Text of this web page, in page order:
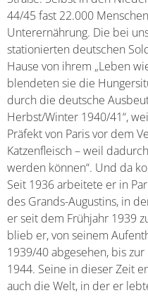
44/45 fast 22.000
Unterernährung. Die bei
stationierten deutschen
Hause von ihrem „Leben
blendeten sie die
durch die deutsche
Herbst/Winter 1940/41“,
Präfekt von Paris vor dem
Katzenfleisch – weil
werden können“. Und da
Seit 1936 arbeitete er in
des Grands-Augustins, in
er seit dem Frühjahr 1939
blieb er, von seinem
1939/40 abgesehen, bis
1944. Seine in dieser Zeit
auch die Welt, in der er